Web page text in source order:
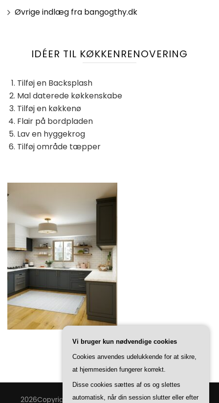
Øvrige indlæg fra bangogthy.dk
IDÉER TIL KØKKENRENOVERING
Tilføj en Backsplash
Mal daterede køkkenskabe
Tilføj en køkkenø
Flair på bordpladen
Lav en hyggekrog
Tilføj område tæpper
2026CopyrightBang & Thy Bolig.Blossom Feminine |
Vi bruger kun nødvendige cookies
Cookies anvendes udelukkende for at sikre,
at hjemmesiden fungerer korrekt.
Disse cookies sættes af os og slettes
automatisk, når din session slutter eller efter